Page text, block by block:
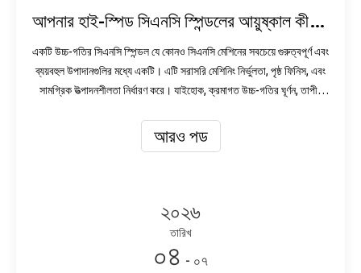
আপনার হাই-স্পিড সিএনসি স্পিন্ডলের আয়ুষ্কাল কীভাবে বাড়ানো যায়
একটি উচ্চ-গতির সিএনসি স্পিন্ডল যে কোনও সিএনসি মেশিনের সবচেয়ে গুরুত্বপূর্ণ এবং
ব্যয়বহুল উপাদানগুলির মধ্যে একটি। এটি সরাসরি মেশিনিং নির্ভুলতা, পৃষ্ঠ ফিনিস, এবং
সামগ্রিক উত্পাদনশীলতা নির্ধারণ করে। যাইহোক, ক্রমাগত উচ্চ-গতির ঘূর্ণন, তাপীয়
আরও পড
২০২৬
তারিখ
০৪ - ০৭